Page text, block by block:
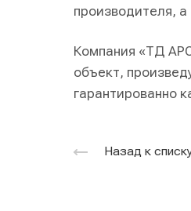
производителя,
Компания «ТД
объект,
гарантированно
Назад к